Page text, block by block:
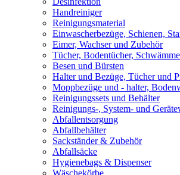
Handreiniger
Reinigungsmaterial
Einwascherbezüge, Schienen,
Eimer, Wachser und Zubehör
Tücher, Bodentücher, Schwämme
Besen und Bürsten
Halter und Bezüge, Tücher und
Moppbezüge und - halter,
Reinigungssets und Behälter
Reinigungs-, System- und
Abfallentsorgung
Abfallbehälter
Sackständer & Zubehör
Abfallsäcke
Hygienebags & Dispenser